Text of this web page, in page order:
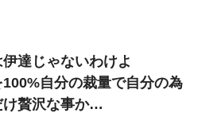
達じゃないわけよ
自分の裁量で自分の為
け贅沢な事か…